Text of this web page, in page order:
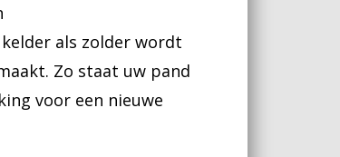
als zolder wordt
Zo staat uw pand
voor een nieuwe